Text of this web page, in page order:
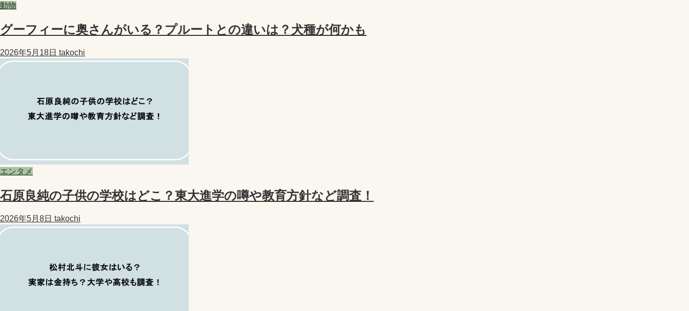
動物
グーフィーに奥さんがいる？プルートとの違いは？犬種が何かも
2026年5月18日 takochi
エンタメ
石原良純の子供の学校はどこ？東大進学の噂や教育方針など調査！
2026年5月8日 takochi